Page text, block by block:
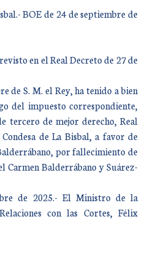
BOE de 24 de septiembre de
en el Real Decreto de 27 de
de S. M. el Rey, ha tenido a bien
del impuesto correspondiente,
tercero de mejor derecho, Real
de La Bisbal, a favor de
por fallecimiento de
Carmen Balderrábano y Suárez-
de 2025.- El Ministro de la
con las Cortes, Félix